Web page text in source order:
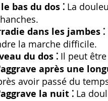
bas du dos ⁚ La
dans les jambes ⁚
la marche difficile.
du dos ⁚ Il peut
après une
avoir passé du
la nuit ⁚ La